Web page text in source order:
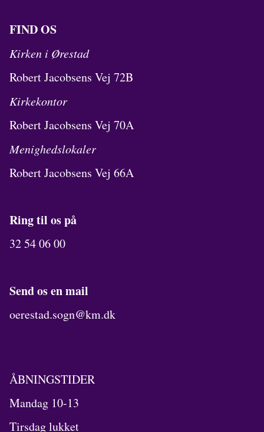
FIND OS
Kirken i Ørestad
Robert Jacobsens Vej 72B
Kirkekontor
Robert Jacobsens Vej 70A
Menighedslokaler
Robert Jacobsens Vej 66A
Ring til os på
32 54 06 00
Send os en mail
oerestad.sogn@km.dk
ÅBNINGSTIDER
Mandag 10-13
Tirsdag lukket